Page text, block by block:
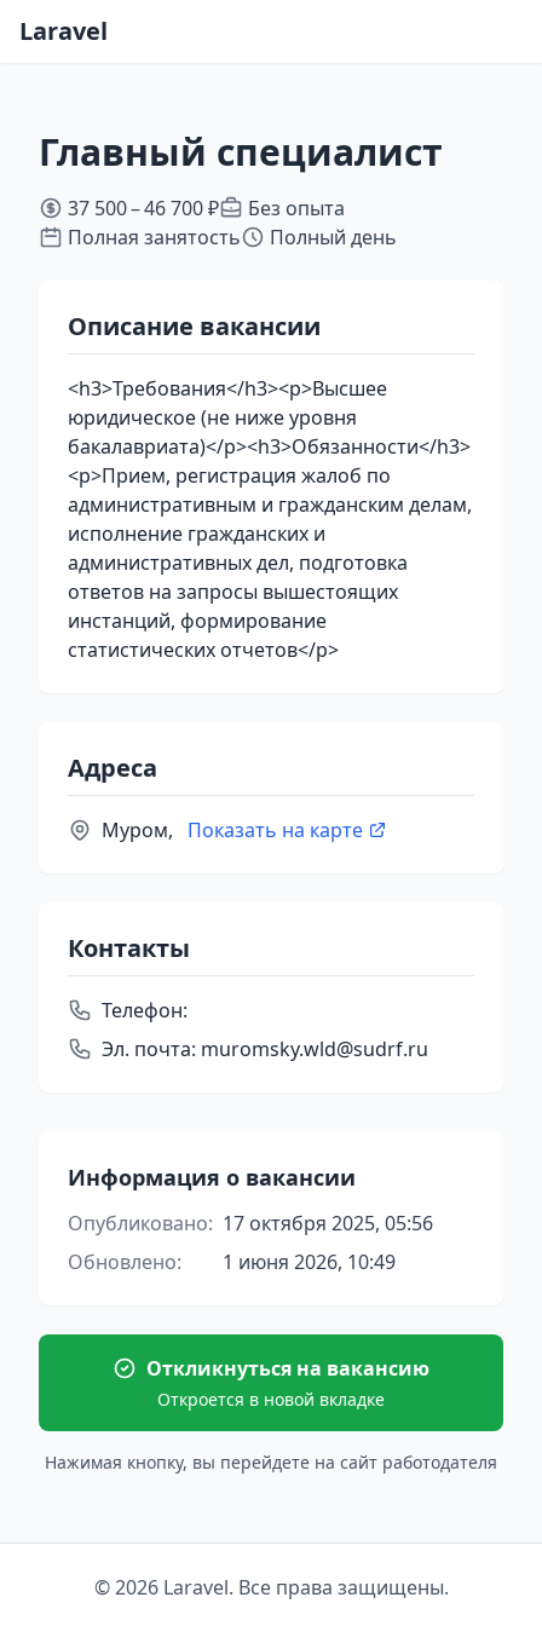
Laravel
Главный специалист
37 500 – 46 700 ₽
Без опыта
Полная занятость
Полный день
Описание вакансии
<h3>Требования</h3><p>Высшее
юридическое (не ниже уровня
бакалавриата)</p><h3>Обязанности</h3>
<p>Прием, регистрация жалоб по
административным и гражданским делам,
исполнение гражданских и
административных дел, подготовка
ответов на запросы вышестоящих
инстанций, формирование
статистических отчетов</p>
Адреса
Муром, Показать на карте
Контакты
Телефон:
Эл. почта: muromsky.wld@sudrf.ru
Информация о вакансии
Опубликовано: 17 октября 2025, 05:56
Обновлено:
1 июня 2026, 10:49
Откликнуться на вакансию
Откроется в новой вкладке
Нажимая кнопку, вы перейдете на сайт работодателя
© 2026 Laravel. Все права защищены.